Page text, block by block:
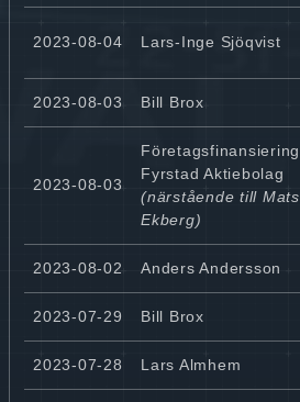
2023-08-04 Lars-Inge Sjöqvist
2023-08-03 Bill Brox
2023-08-03
Företagsfinansiering
Fyrstad Aktiebolag
(närstående till Mats
Ekberg)
2023-08-02 Anders Andersson
2023-07-29 Bill Brox
2023-07-28 Lars Almhem